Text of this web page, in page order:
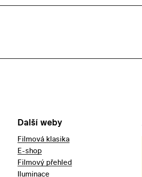
Další weby
Filmová klasika
E-shop
Filmový přehled
Iluminace